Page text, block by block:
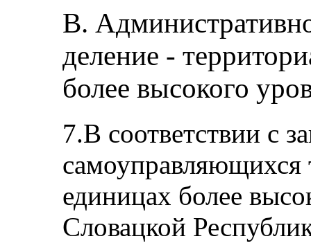
В.
деление -
более высокого
7.В соответствии с
самоуправляющихся
единицах более
Словацкой